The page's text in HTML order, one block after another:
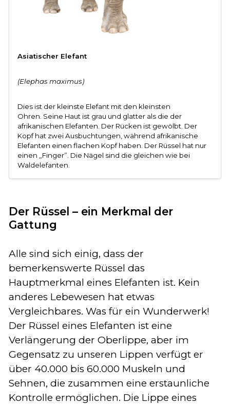
Asiatischer Elefant
(Elephas maximus)
Dies ist der kleinste Elefant mit den kleinsten
Ohren. Seine Haut ist grau und glatter als die der
afrikanischen Elefanten. Der Rücken ist gewölbt. Der
Kopf hat zwei Ausbuchtungen, während afrikanische
Elefanten einen flachen Kopf haben. Der Rüssel hat nur
einen „Finger”. Die Nägel sind die gleichen wie bei
Waldelefanten.
Der Rüssel – ein Merkmal der
Gattung
Alle sind sich einig, dass der
bemerkenswerte Rüssel das
Hauptmerkmal eines Elefanten ist. Kein
anderes Lebewesen hat etwas
Vergleichbares. Was für ein Wunderwerk!
Der Rüssel eines Elefanten ist eine
Verlängerung der Oberlippe, aber im
Gegensatz zu unseren Lippen verfügt er
über 40.000 bis 60.000 Muskeln und
Sehnen, die zusammen eine erstaunliche
Kontrolle ermöglichen. Die Lippe eines